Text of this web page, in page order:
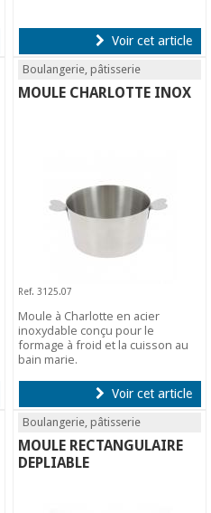
Voir cet article
Boulangerie, pâtisserie
MOULE CHARLOTTE INOX
Ref. 3125.07
Moule à Charlotte en acier
inoxydable conçu pour le
formage à froid et la cuisson au
bain marie.
Voir cet article
Boulangerie, pâtisserie
MOULE RECTANGULAIRE
DEPLIABLE